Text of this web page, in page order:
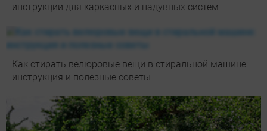
инструкции для каркасных и надувных систем
Как стирать велюровые вещи в стиральной машине:
инструкция и полезные советы